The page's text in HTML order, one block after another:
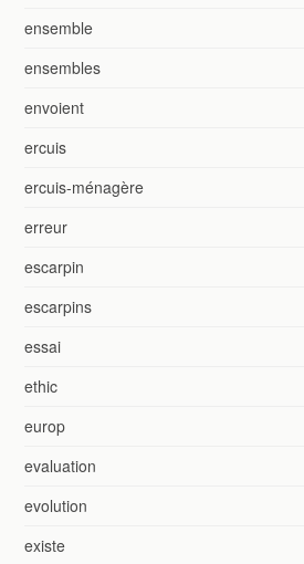
ensemble
ensembles
envoient
ercuis
ercuis-ménagère
erreur
escarpin
escarpins
essai
ethic
europ
evaluation
evolution
existe